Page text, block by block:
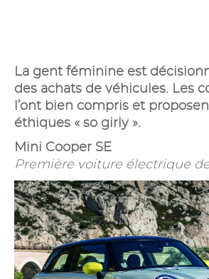
La gent féminine est
des achats de véhicules. Les
l’ont bien compris et
éthiques « so girly ».
Mini Cooper SE
Première voiture électrique